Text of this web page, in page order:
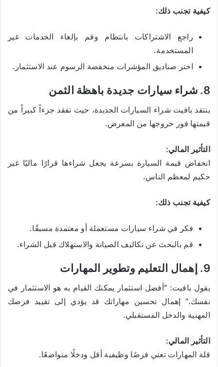
كيفية تجنب ذلك:
راجع الاشتراكات بانتظام وقم بإلغاء الخدمات غير
المستخدمة.
اختر صناديق المؤشرات منخفضة الرسوم عند الاستثمار.
8. شراء سيارات جديدة باهظة الثمن
ينتقد بافيت شراء السيارات الجديدة، حيث تفقد جزءاً كبيراً من
قيمتها فور خروجها من المعرض.
التأثير المالي:
انخفاض قيمة السيارة بسرعة يجعل شراءها قرارًا ماليًا غير
حكيم لمعظم الناس.
كيفية تجنب ذلك:
فكر في شراء سيارات مستعملة أو معتمدة مسبقًا.
قم بالبحث عن تكاليف الصيانة والاستهلاك قبل الشراء.
9. إهمال التعليم وتطوير المهارات
يقول بافيت: “أفضل استثمار يمكنك القيام به هو الاستثمار في
نفسك.” إهمال تحسين مهاراتك قد يؤدي إلى تقييد فرصك
المهنية والدخل المستقبلي.
التأثير المالي:
قلة المهارات تعني فرصًا وظيفية أقل ودخلًا متواضعًا.